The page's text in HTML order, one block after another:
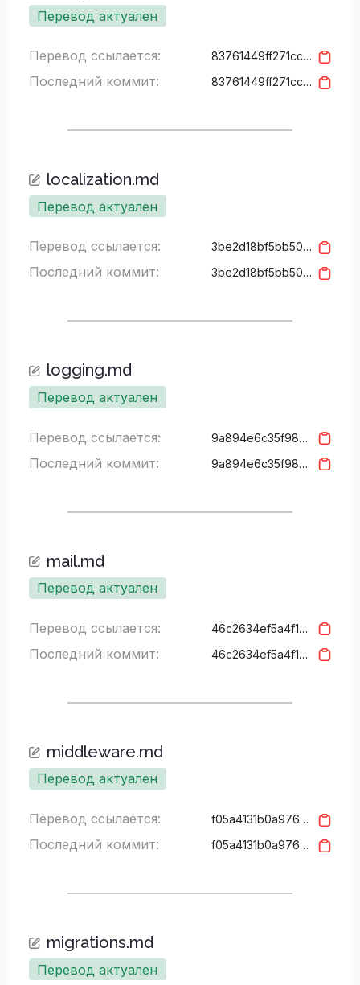
Перевод актуален
Перевод ссылается: 83761449ff271ccda95e4ea87eca0f5a772f59df
Последний коммит: 83761449ff271ccda95e4ea87eca0f5a772f59df
localization.md
Перевод актуален
Перевод ссылается: 3be2d18bf5bb509332cf24ddbd828610e793ff94
Последний коммит: 3be2d18bf5bb509332cf24ddbd828610e793ff94
logging.md
Перевод актуален
Перевод ссылается: 9a894e6c35f98dabad7e1028110263aba73b07e9
Последний коммит: 9a894e6c35f98dabad7e1028110263aba73b07e9
mail.md
Перевод актуален
Перевод ссылается: 46c2634ef5a4f15427c94a3157b626cf5bd3937f
Последний коммит: 46c2634ef5a4f15427c94a3157b626cf5bd3937f
middleware.md
Перевод актуален
Перевод ссылается: f05a4131b0a97679ae4feffe113617f2c6b9f1b2
Последний коммит: f05a4131b0a97679ae4feffe113617f2c6b9f1b2
migrations.md
Перевод актуален